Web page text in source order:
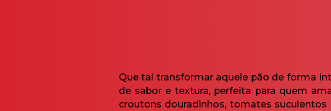
Que tal transformar aquele pão de forma
de sabor e textura, perfeita para quem
croutons douradinhos, tomates